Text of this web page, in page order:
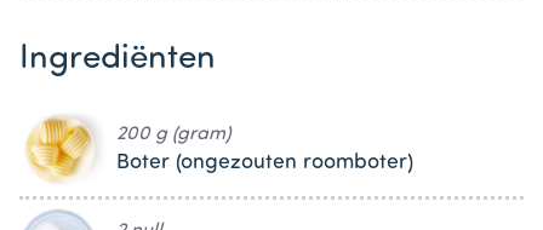
Ingrediënten
200 g (gram)
Boter (ongezouten roomboter)